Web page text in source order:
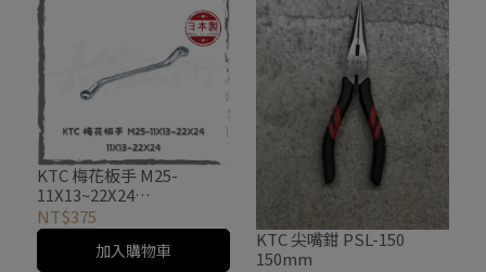
KTC 梅花板手 M25-
11X13~22X24
11X13~22X24 日本製
NT$375
加入購物車
KTC 尖嘴鉗 PSL-150
150mm